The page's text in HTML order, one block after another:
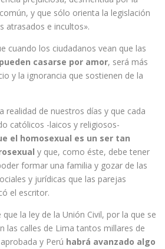
y que sólo orienta la legislación
atrasados e incultos».
cuando los ciudadanos vean que las
pueden casarse por amor, será más
y la ignorancia que sostienen de la
realidad de nuestros días y que cada
católicos -laicos y religiosos-
el homosexual es un ser tan
y que, como éste, debe tener
formar una familia y gozar de las
y jurídicas que las parejas
el escritor.
la ley de la Unión Civil, por la que se
las calles de Lima tantos millares de
y Perú habrá avanzado algo